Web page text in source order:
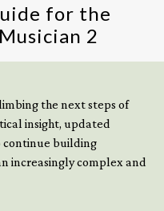
for the
2
the next steps of
insight, updated
continue building
increasingly complex and